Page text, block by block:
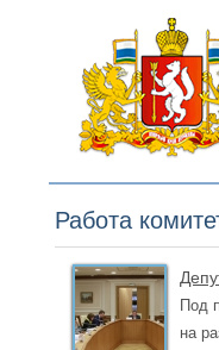
Работа
Под
на